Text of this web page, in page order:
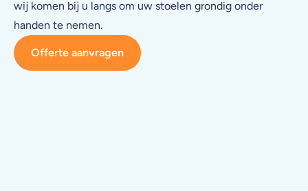
wij komen bij u langs om uw stoelen grondig onder
handen te nemen.
Offerte aanvragen